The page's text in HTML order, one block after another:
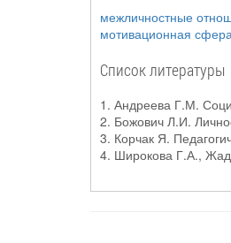
межличностные
мотивационная
Список литературы
1. Андреева Г.М.
2. Божович Л.И.
3. Корчак Я.
4. Широкова Г.А.,